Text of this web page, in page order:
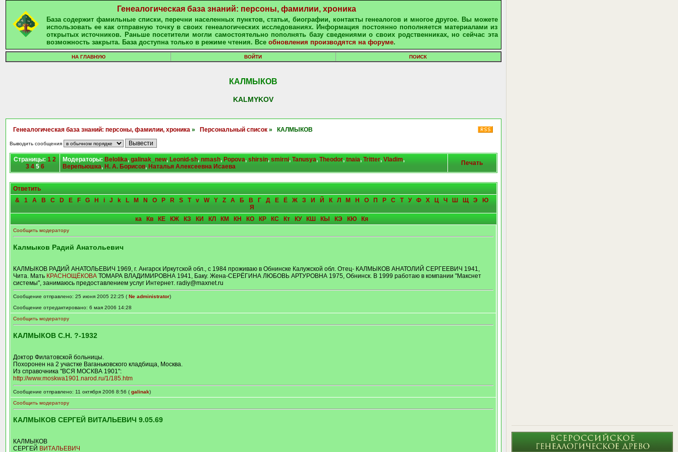
Генеалогическая база знаний: персоны, фамилии, хроника
База содержит фамильные списки, перечни населенных пунктов, статьи, биографии, контакты генеалогов и многое другое. Вы можете
использовать ее как отправную точку в своих генеалогических исследованиях. Информация постоянно пополняется материалами из
открытых источников. Раньше посетители могли самостоятельно пополнять базу сведениями о своих родственниках, но сейчас эта
возможность закрыта. База доступна только в режиме чтения. Все обновления производятся на форуме.
НА ГЛАВНУЮ ВОЙТИ ПОИСК
КАЛМЫКОВ
KALMYKOV
Генеалогическая база знаний: персоны, фамилии, хроника» Персональный список» КАЛМЫКОВ
Выводить сообщения
Страницы: 1 2
3 45 6
Модераторы: Belolika, galinak_new, Leonid-sh, nmash, Popova, shirsin, smirni, Tanusya, Theodor, tnaia, Tritter, Vladim,
Верепьюшка, Н. А. Борисов, Наталья Алексеевна Исаева Печать
Ответить
&
1 A B C D E F G H i J k L M N O P R S T v W Y Z А Б В Г Д Е Ё Ж З И Й К Л М Н О П Р С Т У Ф Х Ц Ч Ш Щ Э
Ю
Я
ка
Кв КЕ КЖ КЗ КИ КЛ КМ КН КО КР КС Кт КУ КШ КЫ КЭ КЮ Кя
Сообщить модератору
Калмыков Радий Анатольевич
КАЛМЫКОВ РАДИЙ АНАТОЛЬЕВИЧ 1969, г. Ангарск Иркутской обл., с 1984 проживаю в Обнинске Калужской обл. Отец- КАЛМЫКОВ АНАТОЛИЙ СЕРГЕЕВИЧ 1941,
Чита. Мать КРАСНОЩЁКОВАТОМАРА ВЛАДИМИРОВНА 1941, Баку. Жена-СЕРЁГИНА ЛЮБОВЬ АРТУРОВНА 1975, Обнинск. В 1999 работаю в компании "Макснет
системы", занимаюсь предоставлением услуг Интернет. radiy@maxnet.ru
Сообщение отправлено: 25 июня 2005 22:25 ( Ne administrator)
Сообщение отредактировано: 6 мая 2006 14:28
Сообщить модератору
КАЛМЫКОВ С.Н. ?-1932
Доктор Филатовской больницы.
Похоронен на 2 участке Ваганьковского кладбища, Москва.
Из справочника "ВСЯ МОСКВА 1901":
http://www.moskwa1901.narod.ru/1/185.htm
Сообщение отправлено: 11 октября 2006 8:56 ( galinak)
Сообщить модератору
КАЛМЫКОВ СЕРГЕЙ ВИТАЛЬЕВИЧ 9.05.69
КАЛМЫКОВ
СЕРГЕЙ ВИТАЛЬЕВИЧ